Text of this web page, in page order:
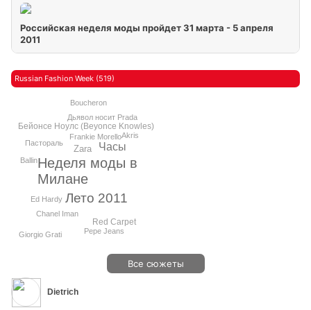
Российская неделя моды пройдет 31 марта - 5 апреля
2011
Russian Fashion Week (519)
Неделя моды в
Милане
Лето 2011
Часы
Zara
Бейонсе Ноулс (Beyonce Knowles)
Red Carpet
Ed Hardy
Chanel Iman
Дьявол носит Prada
Pepe Jeans
Frankie Morello
Пастораль
Akris
Boucheron
Giorgio Grati
Ballin
Все сюжеты
Dietrich